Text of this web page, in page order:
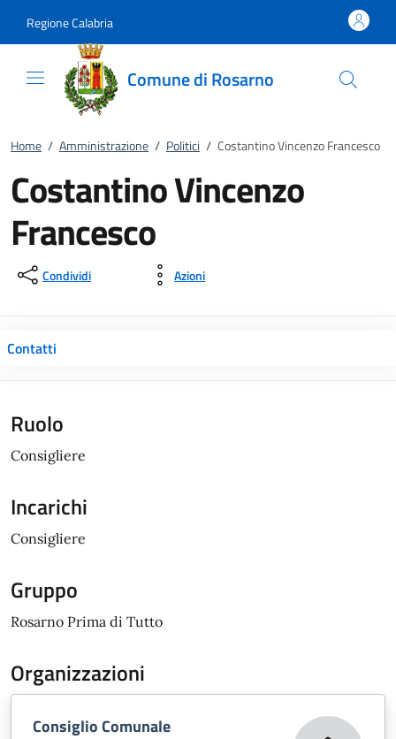
Regione Calabria
Comune di Rosarno
Home / Amministrazione / Politici / Costantino Vincenzo Francesco
Costantino Vincenzo
Francesco
Condividi Azioni
Contatti
Ruolo
Consigliere
Incarichi
Consigliere
Gruppo
Rosarno Prima di Tutto
Organizzazioni
Consiglio Comunale